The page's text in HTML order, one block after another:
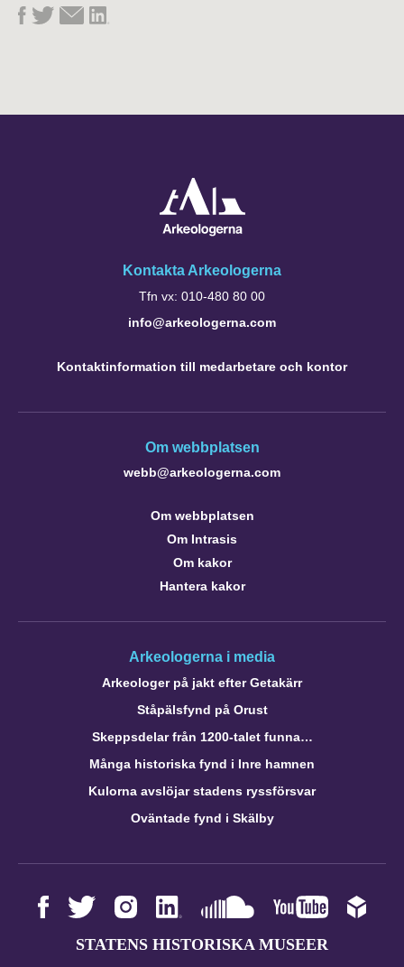
Kontakta Arkeologerna
Tfn vx: 010-480 80 00
info@arkeologerna.com
Kontaktinformation till medarbetare och kontor
Om webbplatsen
webb@arkeologerna.com
Om webbplatsen
Om Intrasis
Om kakor
Hantera kakor
Arkeologerna i media
Arkeologer på jakt efter Getakärr
Ståpälsfynd på Orust
Skeppsdelar från 1200-talet funna…
Många historiska fynd i Inre hamnen
Kulorna avslöjar stadens ryssförsvar
Oväntade fynd i Skälby
STATENS HISTORISKA MUSEER